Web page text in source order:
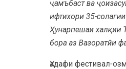
ҷамъбаст ва
ифтихори 35-
Ҳунарпешаи халқии
бора аз Вазоратӣи
Ҳадафи фестивал-